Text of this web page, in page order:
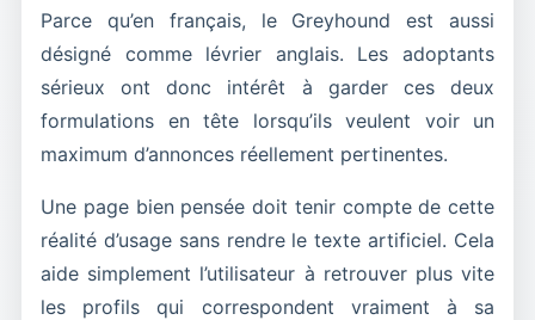
Parce qu’en français, le Greyhound est aussi
désigné comme lévrier anglais. Les adoptants
sérieux ont donc intérêt à garder ces deux
formulations en tête lorsqu’ils veulent voir un
maximum d’annonces réellement pertinentes.
Une page bien pensée doit tenir compte de cette
réalité d’usage sans rendre le texte artificiel. Cela
aide simplement l’utilisateur à retrouver plus vite
les profils qui correspondent vraiment à sa